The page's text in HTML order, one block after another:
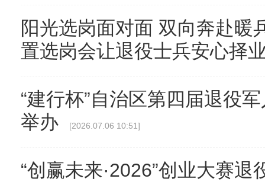
阳光选岗面对面 双向奔赴
置选岗会让退役士兵安心择
“建行杯”自治区第四届退役
举办
[2026.07.06 10:51]
“创赢未来·2026”创业大赛